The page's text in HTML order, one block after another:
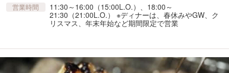
営業時間
11:30～16:00（15:00L.O.）、18:00～
21:30（21:00L.O.） ※ディナーは、春休みやGW、ク
リスマス、年末年始など期間限定で営業